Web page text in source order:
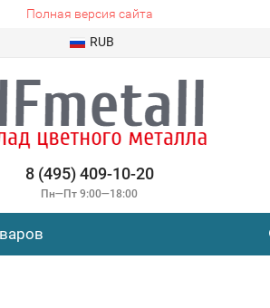
Полная версия сайта
RUB
8 (495) 409-10-20
Пн—Пт 9:00—18:00